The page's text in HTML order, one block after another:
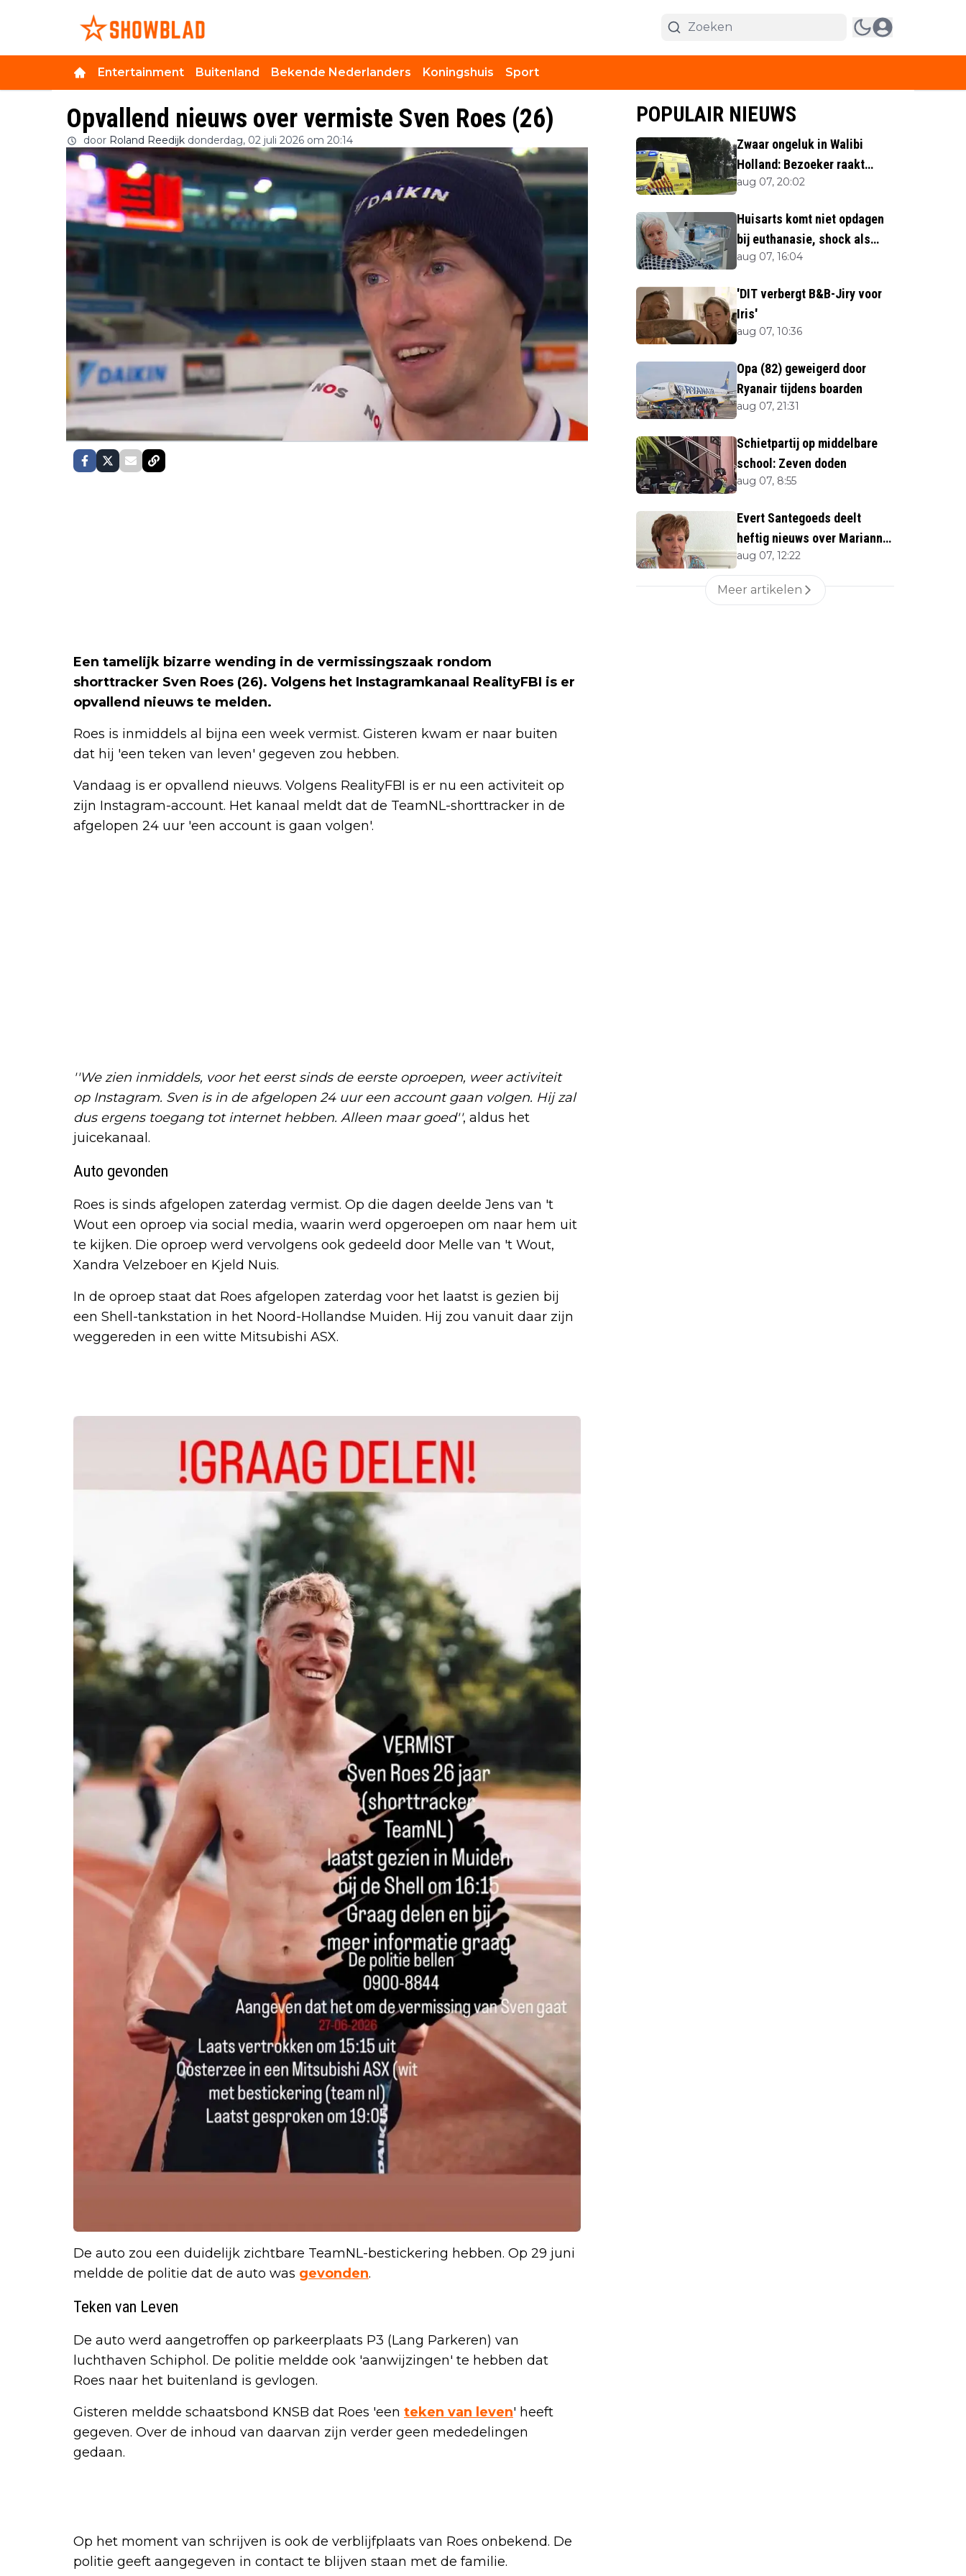
Entertainment Buitenland Bekende Nederlanders Koningshuis Sport
Opvallend nieuws over vermiste Sven Roes (26)
door Roland Reedijk donderdag, 02 juli 2026 om 20:14
Een tamelijk bizarre wending in de vermissingszaak rondom
shorttracker Sven Roes (26). Volgens het Instagramkanaal RealityFBI is er
opvallend nieuws te melden.
Roes is inmiddels al bijna een week vermist. Gisteren kwam er naar buiten
dat hij 'een teken van leven' gegeven zou hebben.
Vandaag is er opvallend nieuws. Volgens RealityFBI is er nu een activiteit op
zijn Instagram-account. Het kanaal meldt dat de TeamNL-shorttracker in de
afgelopen 24 uur 'een account is gaan volgen'.
''We zien inmiddels, voor het eerst sinds de eerste oproepen, weer activiteit
op Instagram. Sven is in de afgelopen 24 uur een account gaan volgen. Hij zal
dus ergens toegang tot internet hebben. Alleen maar goed'', aldus het
juicekanaal.
Auto gevonden
Roes is sinds afgelopen zaterdag vermist. Op die dagen deelde Jens van 't
Wout een oproep via social media, waarin werd opgeroepen om naar hem uit
te kijken. Die oproep werd vervolgens ook gedeeld door Melle van 't Wout,
Xandra Velzeboer en Kjeld Nuis.
In de oproep staat dat Roes afgelopen zaterdag voor het laatst is gezien bij
een Shell-tankstation in het Noord-Hollandse Muiden. Hij zou vanuit daar zijn
weggereden in een witte Mitsubishi ASX.
De auto zou een duidelijk zichtbare TeamNL-bestickering hebben. Op 29 juni
meldde de politie dat de auto was gevonden.
Teken van Leven
De auto werd aangetroffen op parkeerplaats P3 (Lang Parkeren) van
luchthaven Schiphol. De politie meldde ook 'aanwijzingen' te hebben dat
Roes naar het buitenland is gevlogen.
Gisteren meldde schaatsbond KNSB dat Roes 'een teken van leven' heeft
gegeven. Over de inhoud van daarvan zijn verder geen mededelingen
gedaan.
Op het moment van schrijven is ook de verblijfplaats van Roes onbekend. De
politie geeft aangegeven in contact te blijven staan met de familie.
POPULAIR NIEUWS
Zwaar ongeluk in Walibi
Holland: Bezoeker raakt
lichaamsdeel kwijt
aug 07, 20:02
Huisarts komt niet opdagen
bij euthanasie, shock als
blijkt waar ze is
aug 07, 16:04
'DIT verbergt B&B-Jiry voor
Iris'
aug 07, 10:36
Opa (82) geweigerd door
Ryanair tijdens boarden
aug 07, 21:31
Schietpartij op middelbare
school: Zeven doden
aug 07, 8:55
Evert Santegoeds deelt
heftig nieuws over Marianne
Weber (70)
aug 07, 12:22
Meer artikelen